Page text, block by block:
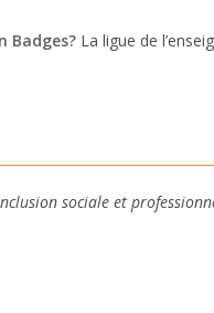
Badges? La ligue de
sociale et